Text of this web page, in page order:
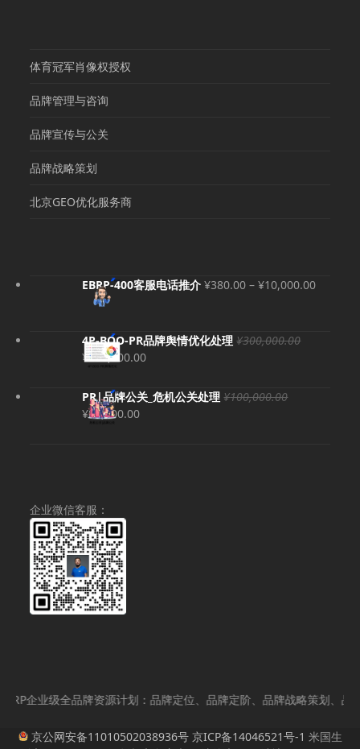
体育冠军肖像权授权
品牌管理与咨询
品牌宣传与公关
品牌战略策划
北京GEO优化服务商
EBRP-400客服电话推介 ¥380.00 – ¥10,000.00价
4P-BOO-PR品牌舆情优化处理 ¥300,000.00
原
为：
¥300,000.00。
¥280,000.00当
价
格
PR|品牌公关_危机公关处理 ¥100,000.00
原
¥80,000.00当
企业微信客服：
企业级全品牌资源计划：品牌定位、品牌定阶、品牌战略策划、品牌
京公网安备11010502038936号 京ICP备14046521号-1 米国生